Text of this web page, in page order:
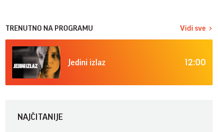
TRENUTNO NA PROGRAMU Vidi sve
Jedini izlaz 12:00
NAJČITANIJE